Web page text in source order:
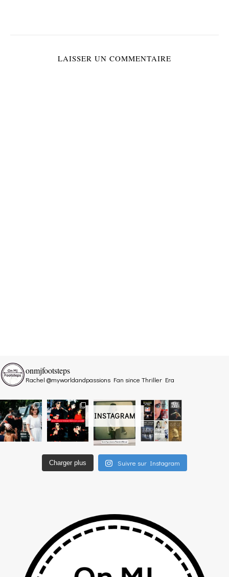
LAISSER UN COMMENTAIRE
INSTAGRAM
onmjfootsteps
Rachel @myworldandpassions Fan since Thriller Era
Charger plus Suivre sur Instagram